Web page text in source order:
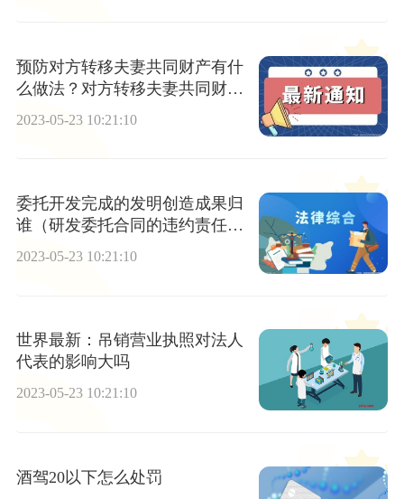
预防对方转移夫妻共同财产有什
么做法？对方转移夫妻共同财产
2023-05-23 10:21:10
委托开发完成的发明创造成果归
谁（研发委托合同的违约责任有
哪些）
2023-05-23 10:21:10
世界最新：吊销营业执照对法人
代表的影响大吗
2023-05-23 10:21:10
酒驾20以下怎么处罚